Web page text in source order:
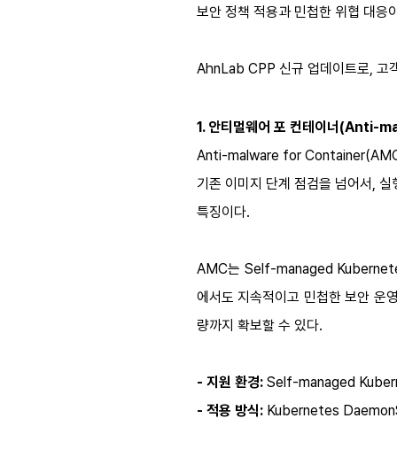
보안 정책 적용과 민첩한 위협 대응
AhnLab CPP 신규 업데이트로, 고
1. 안티멀웨어 포 컨테이너
Anti-malware for
기존 이미지 단계 점검을 넘어서,
특징이다.
AMC는 Self-managed
에서도 지속적이고 민첩한 보안 운
량까지 확보할 수 있다.
- 지원 환경: Self-managed
- 적용 방식: Kubernetes